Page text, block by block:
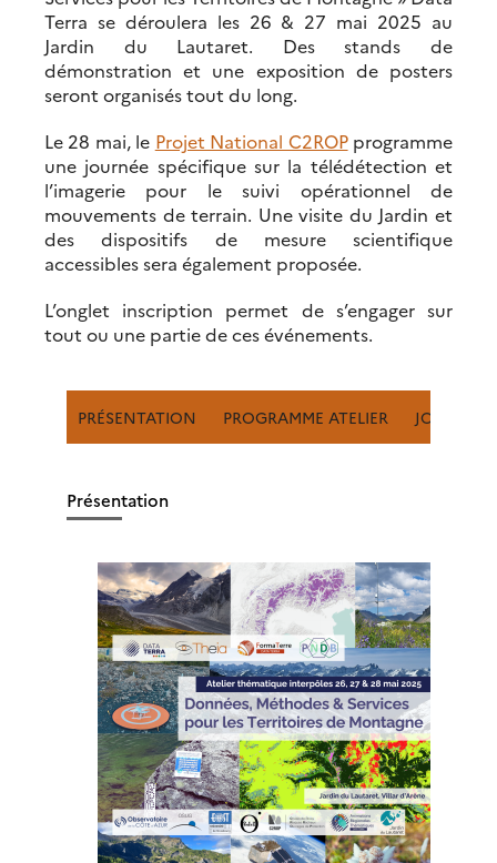
Terra se déroulera les 26 & 27 mai 2025 au
Jardin du Lautaret. Des stands de
démonstration et une exposition de posters
seront organisés tout du long.
Le 28 mai, le Projet National C2ROPprogramme
une journée spécifique sur la télédétection et
l’imagerie pour le suivi opérationnel de
mouvements de terrain. Une visite du Jardin et
des dispositifs de mesure scientifique
accessibles sera également proposée.
L’onglet inscription permet de s’engager sur
tout ou une partie de ces événements.
PRÉSENTATION PROGRAMME ATELIER JOURNÉE
Présentation